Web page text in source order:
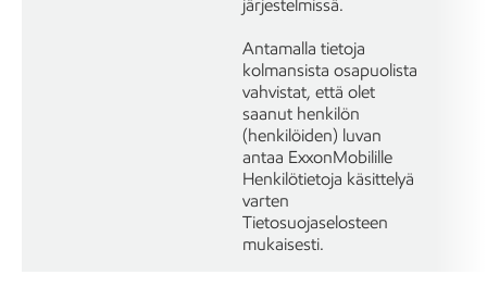
järjestelmissä.
Antamalla tietoja
kolmansista osapuolista
vahvistat, että olet
saanut henkilön
(henkilöiden) luvan
antaa ExxonMobilille
Henkilötietoja käsittelyä
varten
Tietosuojaselosteen
mukaisesti.